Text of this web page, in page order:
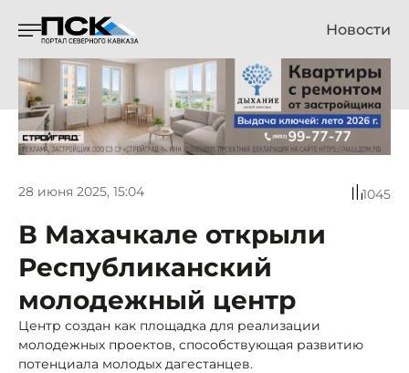
Новости
28 июня 2025, 15:04 1045
В Махачкале открыли
Республиканский
молодежный центр
Центр создан как площадка для реализации
молодежных проектов, способствующая развитию
потенциала молодых дагестанцев.